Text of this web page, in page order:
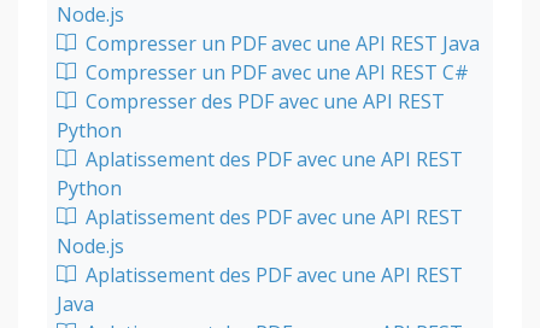
Node.js
Compresser un PDF avec une API REST Java
Compresser un PDF avec une API REST C#
Compresser des PDF avec une API REST
Python
Aplatissement des PDF avec une API REST
Python
Aplatissement des PDF avec une API REST
Node.js
Aplatissement des PDF avec une API REST
Java